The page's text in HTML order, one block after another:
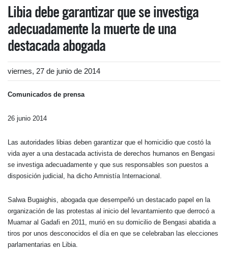
Libia debe garantizar que se investiga
adecuadamente la muerte de una
destacada abogada
viernes, 27 de junio de 2014
Comunicados de prensa
26 junio 2014
Las autoridades libias deben garantizar que el homicidio que costó la
vida ayer a una destacada activista de derechos humanos en Bengasi
se investiga adecuadamente y que sus responsables son puestos a
disposición judicial, ha dicho Amnistía Internacional.
Salwa Bugaighis, abogada que desempeñó un destacado papel en la
organización de las protestas al inicio del levantamiento que derrocó a
Muamar al Gadafi en 2011, murió en su domicilio de Bengasi abatida a
tiros por unos desconocidos el día en que se celebraban las elecciones
parlamentarias en Libia.